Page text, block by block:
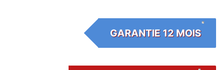
GARANTIE 12 MOIS